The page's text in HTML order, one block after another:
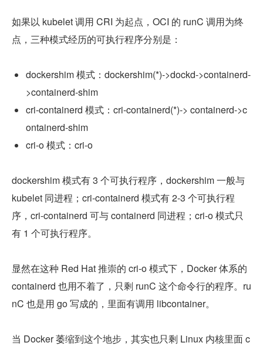
如果以 kubelet 调用 CRI 为起点，OCI 的 runC 调用为终
点，三种模式经历的可执行程序分别是：
dockershim 模式：dockershim(*)->dockd->containerd-
>containerd-shim
cri-containerd 模式：cri-containerd(*)-> containerd->c
ontainerd-shim
cri-o 模式：cri-o
dockershim 模式有 3 个可执行程序，dockershim 一般与
kubelet 同进程；cri-containerd 模式有 2-3 个可执行程
序，cri-containerd 可与 containerd 同进程；cri-o 模式只
有 1 个可执行程序。
显然在这种 Red Hat 推崇的 cri-o 模式下，Docker 体系的
containerd 也用不着了，只剩 runC 这个命令行的程序。ru
nC 也是用 go 写成的，里面有调用 libcontainer。
当 Docker 萎缩到这个地步，其实也只剩 Linux 内核里面 c